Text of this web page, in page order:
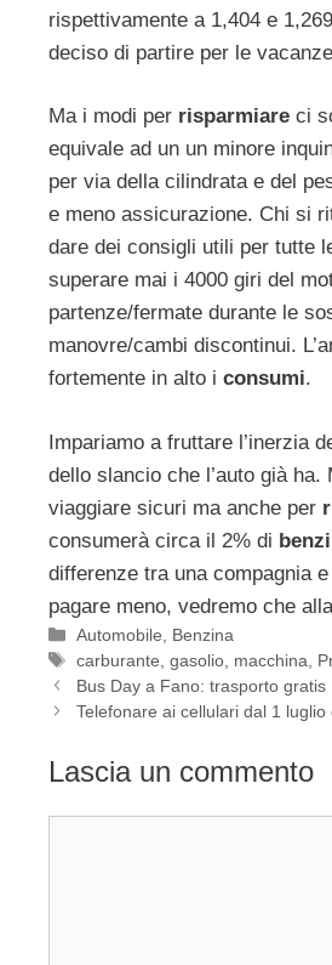
rispettivamente a 1,404 e
deciso di partire per le
Ma i modi per risparmiare ci
equivale ad un un minore
per via della cilindrata e del
e meno assicurazione. Chi si
dare dei consigli utili per tutte
superare mai i 4000 giri del
partenze/fermate durante le
manovre/cambi discontinui.
fortemente in alto i consumi.
Impariamo a fruttare l’inerzia
dello slancio che l’auto già
viaggiare sicuri ma anche per
consumerà circa il 2% di
differenze tra una compagnia
pagare meno, vedremo che
Categorie
Automobile
Benzina
Tag
carburante ,gasolio macchina
Bus Day a Fano: trasporto gratis
Telefonare ai cellulari dal 1 luglio
Lascia un commento